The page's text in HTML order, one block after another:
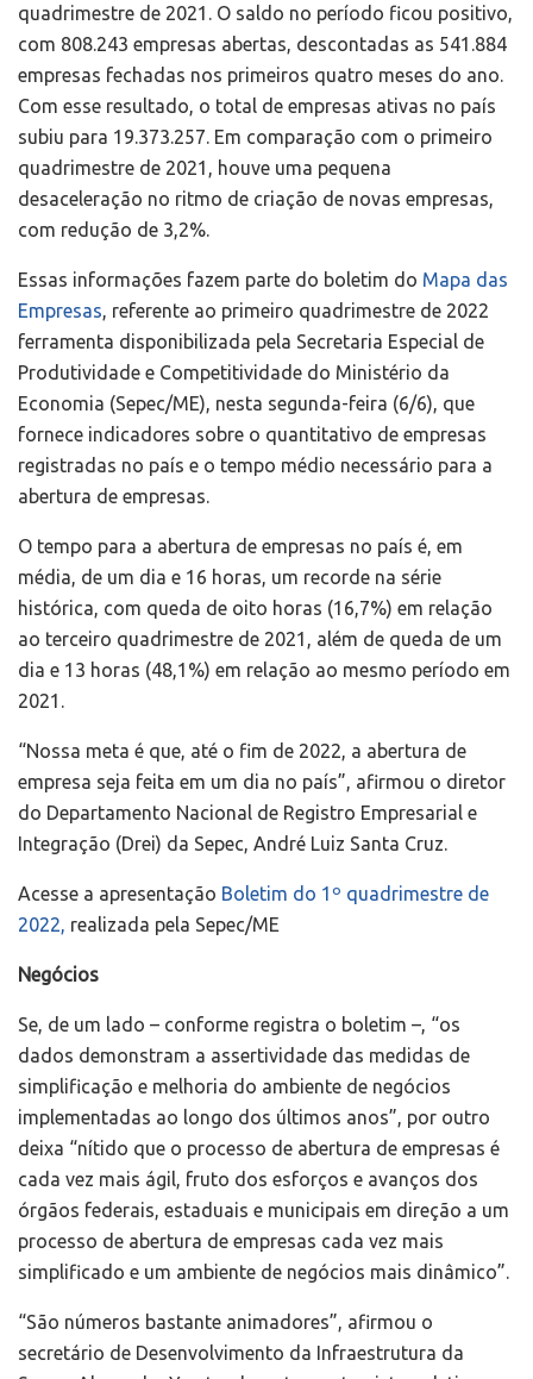
quadrimestre de 2021. O saldo no período ficou positivo,
com 808.243 empresas abertas, descontadas as 541.884
empresas fechadas nos primeiros quatro meses do ano.
Com esse resultado, o total de empresas ativas no país
subiu para 19.373.257. Em comparação com o primeiro
quadrimestre de 2021, houve uma pequena
desaceleração no ritmo de criação de novas empresas,
com redução de 3,2%.
Essas informações fazem parte do boletim do Mapa das
Empresas, referente ao primeiro quadrimestre de 2022
ferramenta disponibilizada pela Secretaria Especial de
Produtividade e Competitividade do Ministério da
Economia (Sepec/ME), nesta segunda-feira (6/6), que
fornece indicadores sobre o quantitativo de empresas
registradas no país e o tempo médio necessário para a
abertura de empresas.
O tempo para a abertura de empresas no país é, em
média, de um dia e 16 horas, um recorde na série
histórica, com queda de oito horas (16,7%) em relação
ao terceiro quadrimestre de 2021, além de queda de um
dia e 13 horas (48,1%) em relação ao mesmo período em
2021.
“Nossa meta é que, até o fim de 2022, a abertura de
empresa seja feita em um dia no país”, afirmou o diretor
do Departamento Nacional de Registro Empresarial e
Integração (Drei) da Sepec, André Luiz Santa Cruz.
Acesse a apresentação Boletim do 1º quadrimestre de
2022, realizada pela Sepec/ME
Negócios
Se, de um lado – conforme registra o boletim –, “os
dados demonstram a assertividade das medidas de
simplificação e melhoria do ambiente de negócios
implementadas ao longo dos últimos anos”, por outro
deixa “nítido que o processo de abertura de empresas é
cada vez mais ágil, fruto dos esforços e avanços dos
órgãos federais, estaduais e municipais em direção a um
processo de abertura de empresas cada vez mais
simplificado e um ambiente de negócios mais dinâmico”.
“São números bastante animadores”, afirmou o
secretário de Desenvolvimento da Infraestrutura da